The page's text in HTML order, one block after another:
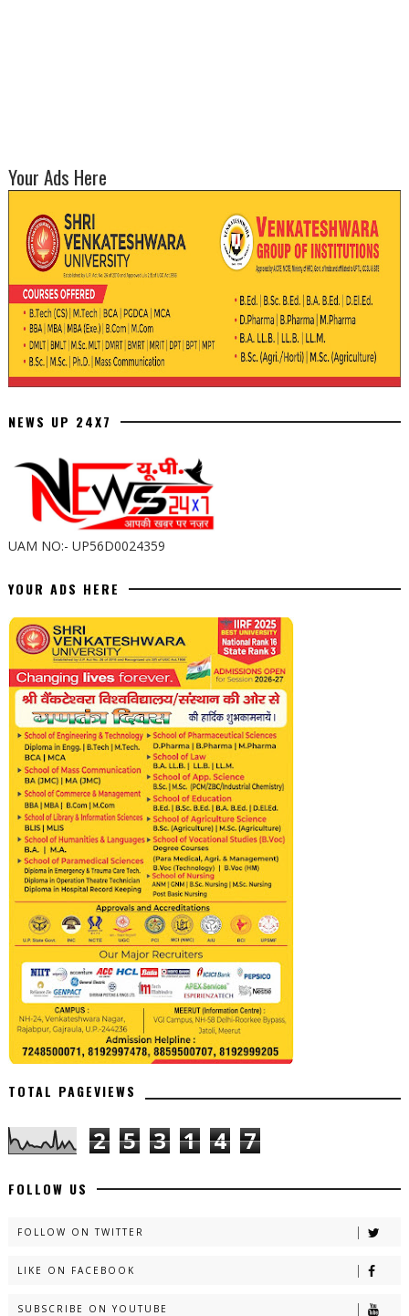
Your Ads Here
NEWS UP 24X7
UAM NO:- UP56D0024359
YOUR ADS HERE
TOTAL PAGEVIEWS
2 5 3 1 4 7
FOLLOW US
FOLLOW ON TWITTER
LIKE ON FACEBOOK
SUBSCRIBE ON YOUTUBE